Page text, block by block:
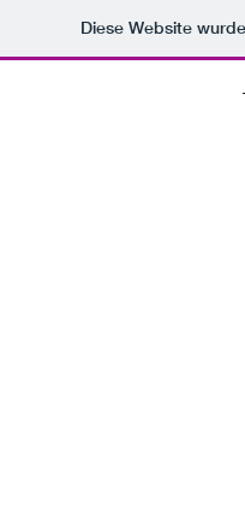
Diese Website